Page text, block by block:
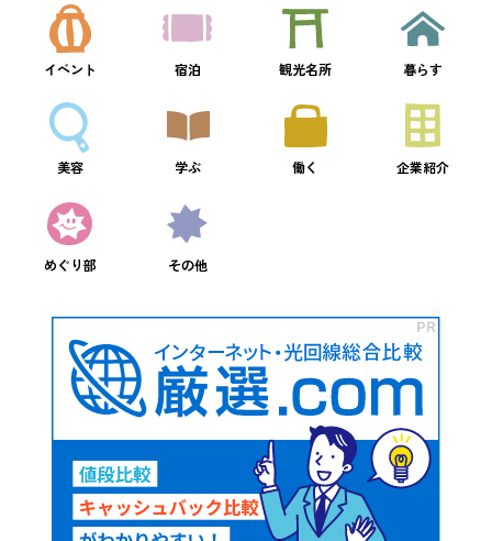
イベント 宿泊 観光名所 暮らす
美容 学ぶ 働く 企業紹介
めぐり部 その他